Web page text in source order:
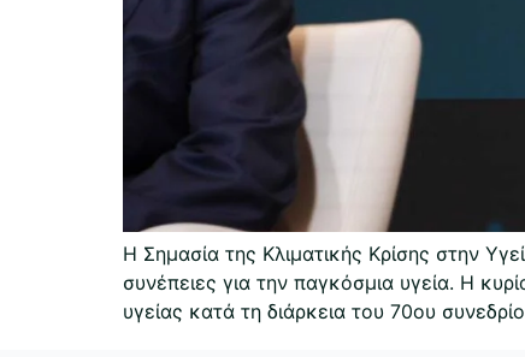
Η Σημασία της Κλιματικής Κρίσης στην
συνέπειες για την παγκόσμια υγεία. Η
υγείας κατά τη διάρκεια του 70ου